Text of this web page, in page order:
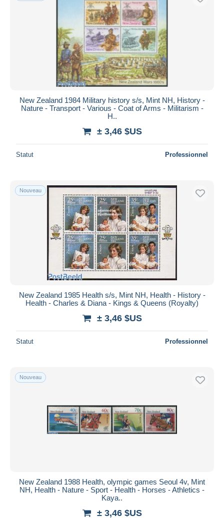
New Zealand 1984 Military history s/s, Mint NH, History -
Nature - Transport - Various - Coat of Arms - Militarism -
H..
± 3,46 $US
Statut Professionnel
Nouveau
New Zealand 1985 Health s/s, Mint NH, Health - History -
Health - Charles & Diana - Kings & Queens (Royalty)
± 3,46 $US
Statut Professionnel
Nouveau
New Zealand 1988 Health, olympic games Seoul 4v, Mint
NH, Health - Nature - Sport - Health - Horses - Athletics -
Kaya..
± 3,46 $US